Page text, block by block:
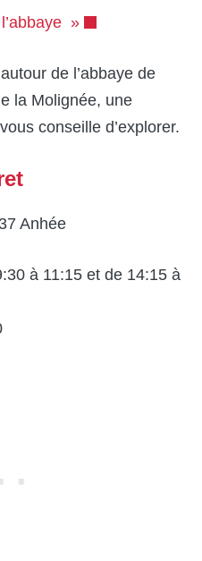
»
de l’abbaye de
la Molignée, une
conseille d’explorer.
Anhée
à 11:15 et de 14:15 à